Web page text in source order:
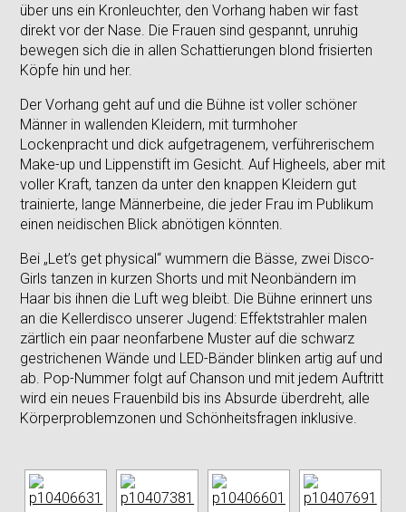
über uns ein Kronleuchter, den Vorhang haben wir fast
direkt vor der Nase. Die Frauen sind gespannt, unruhig
bewegen sich die in allen Schattierungen blond frisierten
Köpfe hin und her.
Der Vorhang geht auf und die Bühne ist voller schöner
Männer in wallenden Kleidern, mit turmhoher
Lockenpracht und dick aufgetragenem, verführerischem
Make-up und Lippenstift im Gesicht. Auf Higheels, aber mit
voller Kraft, tanzen da unter den knappen Kleidern gut
trainierte, lange Männerbeine, die jeder Frau im Publikum
einen neidischen Blick abnötigen könnten.
Bei „Let’s get physical“ wummern die Bässe, zwei Disco-
Girls tanzen in kurzen Shorts und mit Neonbändern im
Haar bis ihnen die Luft weg bleibt. Die Bühne erinnert uns
an die Kellerdisco unserer Jugend: Effektstrahler malen
zärtlich ein paar neonfarbene Muster auf die schwarz
gestrichenen Wände und LED-Bänder blinken artig auf und
ab. Pop-Nummer folgt auf Chanson und mit jedem Auftritt
wird ein neues Frauenbild bis ins Absurde überdreht, alle
Körperproblemzonen und Schönheitsfragen inklusive.